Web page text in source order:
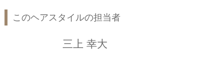
このヘアスタイルの担当者
三上 幸大